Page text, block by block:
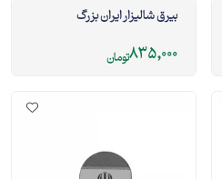
بیرق شالیزار ایران بزرگ
835,000تومان